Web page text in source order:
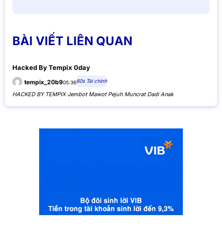
BÀI VIẾT LIÊN QUAN
Hacked By Tempix 0day
tempix_20b905:3660s Tài chính
HACKED BY TEMPIX Jembot Mawot Pejuh Muncrat Dadi Anak